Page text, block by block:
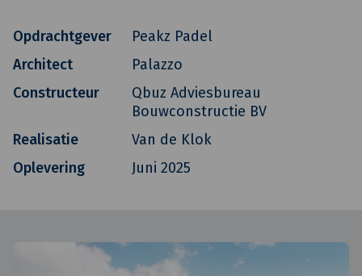
Opdrachtgever
Peakz Padel
Architect
Palazzo
Constructeur
Qbuz Adviesbureau
Bouwconstructie BV
Realisatie
Van de Klok
Oplevering
Juni 2025